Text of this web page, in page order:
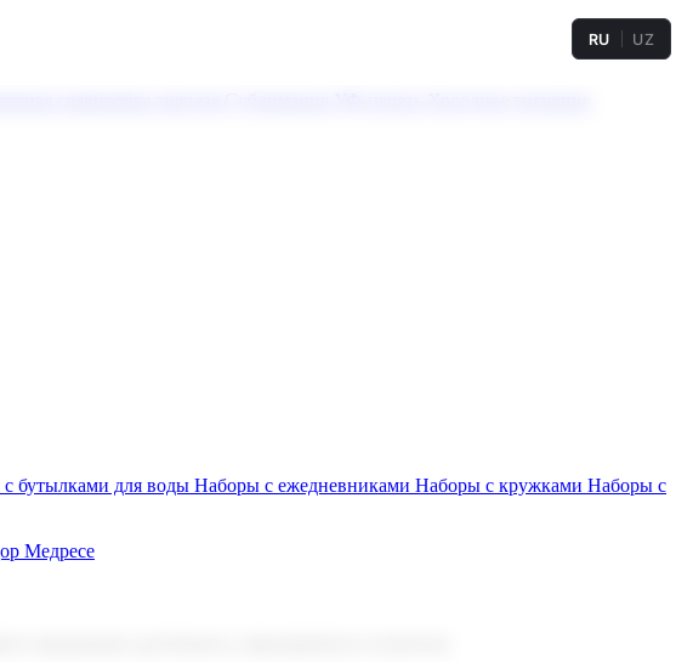
RU UZ
бутылками для воды Наборы с ежедневниками Наборы с кружками Наборы с
Медресе
продукцию для бизнеса, мероприятия и клиентов.